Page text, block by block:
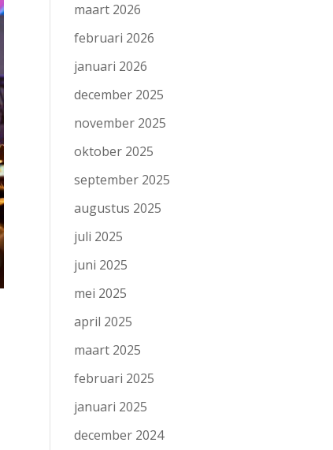
maart 2026
februari 2026
januari 2026
december 2025
november 2025
oktober 2025
september 2025
augustus 2025
juli 2025
juni 2025
mei 2025
april 2025
maart 2025
februari 2025
januari 2025
december 2024